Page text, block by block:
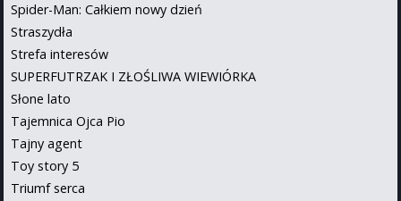
Spider-Man: Całkiem nowy dzień
Straszydła
Strefa interesów
SUPERFUTRZAK I ZŁOŚLIWA WIEWIÓRKA
Słone lato
Tajemnica Ojca Pio
Tajny agent
Toy story 5
Triumf serca